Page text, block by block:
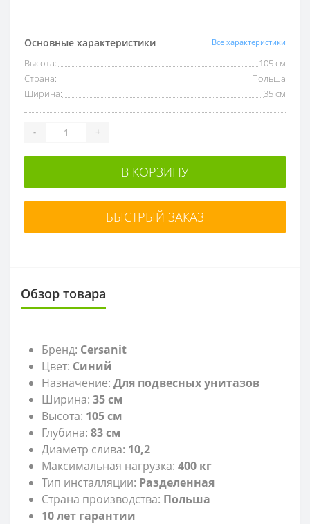
Основные характеристики Все характеристики
Высота:
105 см
Страна:
Польша
Ширина:
35 см
- +
В КОРЗИНУ
БЫСТРЫЙ ЗАКАЗ
Обзор товара
Бренд: Cersanit
Цвет: Синий
Назначение: Для подвесных унитазов
Ширина: 35 см
Высота: 105см
Глубина: 83см
Диаметр слива: 10,2
Максимальная нагрузка: 400 кг
Тип инсталляции: Разделенная
Страна производства: Польша
10 лет гарантии